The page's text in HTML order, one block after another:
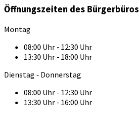
Öffnungszeiten des Bürgerbüros
Montag
08:00 Uhr - 12:30 Uhr
13:30 Uhr - 18:00 Uhr
Dienstag - Donnerstag
08:00 Uhr - 12:30 Uhr
13:30 Uhr - 16:00 Uhr